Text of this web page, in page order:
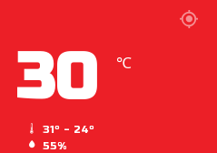
30 ℃
31º - 24º
55%